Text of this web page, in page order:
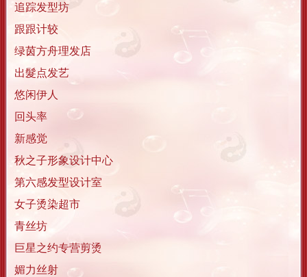
追踪发型坊
跟跟计较
绿茵方舟理发店
出髮点发艺
悠闲伊人
回头率
新感觉
秋之子形象设计中心
第六感发型设计室
女子烫染超市
青丝坊
巨星之约专营剪烫
媚力丝射